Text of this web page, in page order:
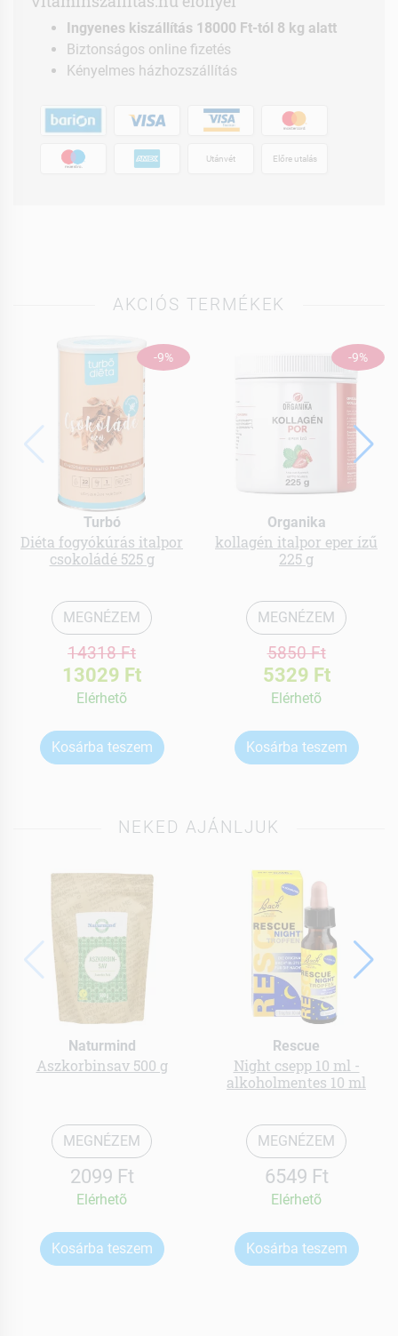
Ingyenes kiszállítás 18000 Ft-tól 8 kg alatt
Biztonságos online fizetés
Kényelmes házhozszállítás
Utánvét Előre utalás
AKCIÓS TERMÉKEK
-9%
Turbó
Diéta fogyókúrás italpor
csokoládé 525 g
MEGNÉZEM
14318 Ft
13029 Ft
Elérhetõ
Kosárba teszem
-9%
Organika
kollagén italpor eper ízű
225 g
MEGNÉZEM
5850 Ft
5329 Ft
Elérhetõ
Kosárba teszem
NEKED AJÁNLJUK
Naturmind
Aszkorbinsav 500 g
MEGNÉZEM
2099 Ft
Elérhetõ
Kosárba teszem
Rescue
Night csepp 10 ml -
alkoholmentes 10 ml
MEGNÉZEM
6549 Ft
Elérhetõ
Kosárba teszem